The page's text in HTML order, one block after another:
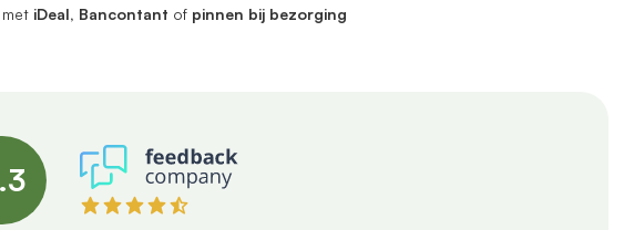
iDeal, Bancontant of pinnen bij bezorging